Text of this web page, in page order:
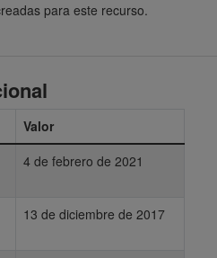
para este recurso.
Valor
4 de febrero de 2021
13 de diciembre de 2017